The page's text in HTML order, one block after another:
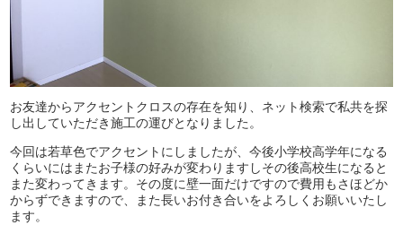
お友達からアクセントクロスの存在を知り、ネット検索で私共を探
し出していただき施工の運びとなりました。
今回は若草色でアクセントにしましたが、今後小学校高学年になる
くらいにはまたお子様の好みが変わりますしその後高校生になると
また変わってきます。その度に壁一面だけですので費用もさほどか
からずできますので、また長いお付き合いをよろしくお願いいたし
ます。